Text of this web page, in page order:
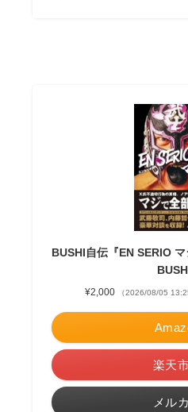
BUSHI自伝『EN SERIO
¥2,000 （2026/08/05
楽天
メル